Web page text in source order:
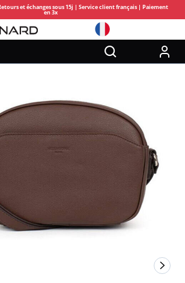
et échanges sous 15j | Service client français | Paiement
en 3x